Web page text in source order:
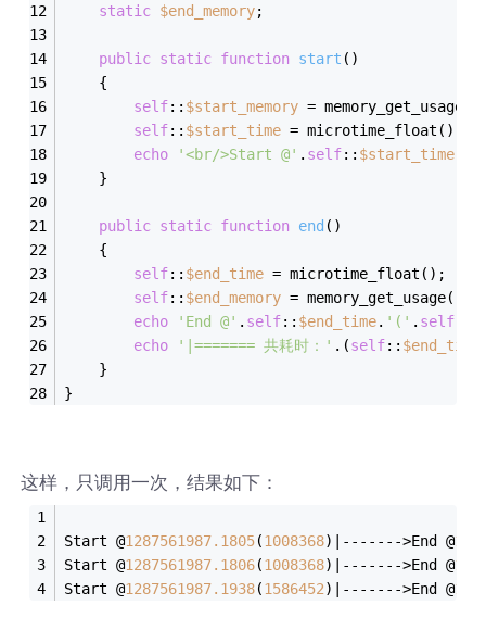
static $end_memory;
public static function start ( )
    {
self:: $start_memory =
self:: $start_time = microtime_float();
echo
'<br/>Start @' . self:: $start_time
    }
public static function end ( )
    {
self:: $end_time = microtime_float();
self:: $end_memory = memory_get_usage();
echo
'End @' . self:: $end_time. '(' . self
echo
'|======= 共耗时：' .(self:: $end_time
    }
}
这样，只调用一次，结果如下：
Start @1287561987.1805(1008368)|------->End @
Start @1287561987.1806(1008368)|------->End @
Start @1287561987.1938(1586452)|------->End @